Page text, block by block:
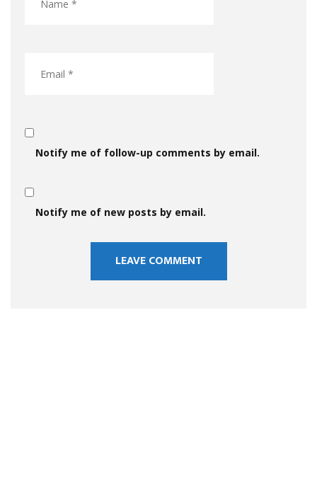
Notify me of follow-up comments by email.
Notify me of new posts by email.